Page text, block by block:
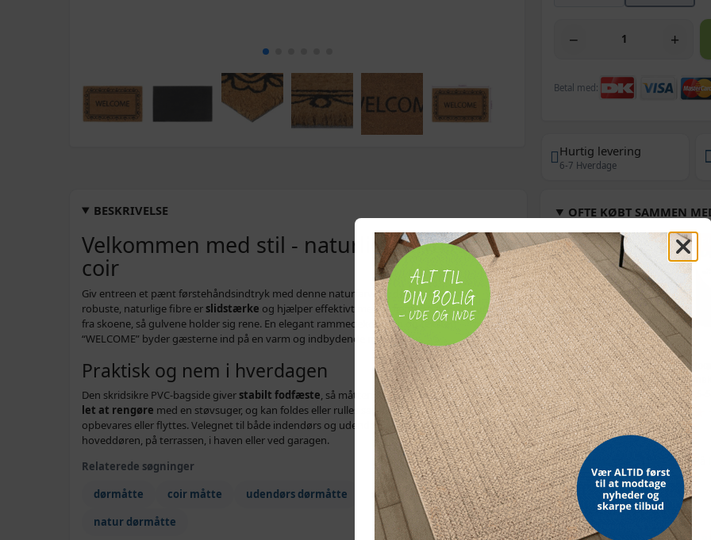
− +
Betal med:
Hurtig levering
6-7 Hverdage
BESKRIVELSE
Velkommen med stil - naturlig dørmåtte i
coir
Giv entreen et pænt førstehåndsindtryk med denne naturfarvede dørmåtte i coir. De
robuste, naturlige fibre erslidstærke og hjælper effektivt med at fjerne snavs og mudder
fra skoene, så gulvene holder sig rene. En elegant rammedekoration og teksten
“WELCOME” byder gæsterne ind på en varm og indbydende måde.
Praktisk og nem i hverdagen
Den skridsikre PVC-bagside giverstabilt fodfæste , så måtten bliver, hvor den skal. Den er
let at rengøre med en støvsuger, og kan foldes eller rulles sammen, når den skal
opbevares eller flyttes. Velegnet til både indendørs og udendørs brug - perfekt ved
hoveddøren, på terrassen, i haven eller ved garagen.
Relaterede søgninger
dørmåtte
coir måtte udendørs dørmåtte
skridsikker dørmåtte
natur dørmåtte
OFTE KØBT SAMMEN
POPULÆR
Bordmodel
isterningmaskine - 9
terninger på 6 min.,
selvrensende, sort
Vejl. pris 569,- 509,-
Snart på lager
- 2,5-
ALTERNATIVE VARER